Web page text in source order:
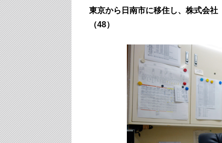
東京から日南市に移住し、株式会
（48）